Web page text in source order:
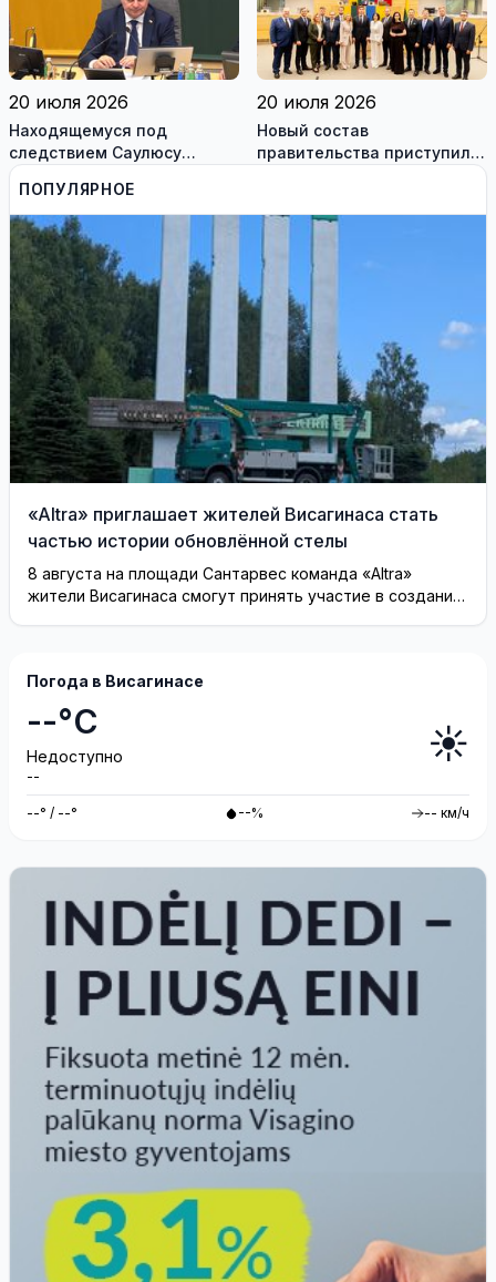
работодателям
20 июля 2026
Находящемуся под
следствием Саулюсу
Сквернялису временно
разрешили выехать за
границу
20 июля 2026
Новый состав
правительства приступил к
ПОПУЛЯРНОЕ
«Altra» приглашает жителей Висагинаса стать
частью истории обновлённой стелы
8 августа на площади Сантарвес команда «Altra»
жители Висагинаса смогут принять участие в создании
Погода в Висагинасе
--°C
Недоступно
--
☀️
--° / --° --% -- км/ч